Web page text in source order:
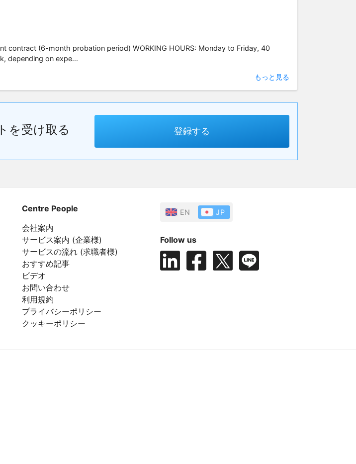
contract (6-month probation period) WORKING HOURS: Monday to Friday, 40
depending on expe...
もっと見る
を受け取る 登録する
Centre People
会社案内
サービス案内 (企業様)
サービスの流れ (求職者様)
おすすめ記事
ビデオ
お問い合わせ
利用規約
プライバシーポリシー
クッキーポリシー
EN JP
Follow us